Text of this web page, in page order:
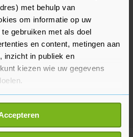
met behulp van
om informatie op uw
gebruiken met als doel
en content, metingen aan
inzicht in publiek en
kiezen wie uw gegevens
we ook graag:
over uw geografische
meter nauwkeurig kan zijn